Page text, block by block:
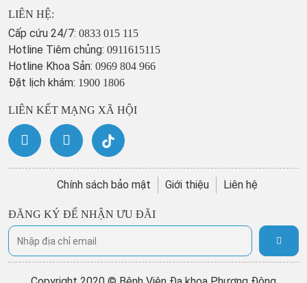
LIÊN HỆ:
Cấp cứu 24/7: 0833 015 115
Hotline Tiêm chủng: 0911615115
Hotline Khoa Sản: 0969 804 966
Đặt lịch khám: 1900 1806
LIÊN KẾT MẠNG XÃ HỘI
Chính sách bảo mật Giới thiệu Liên hệ
ĐĂNG KÝ ĐỂ NHẬN ƯU ĐÃI